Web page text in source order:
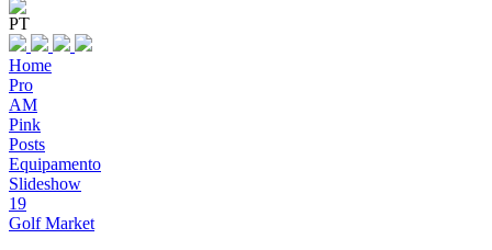
PT
Home
Pro
AM
Pink
Posts
Equipamento
Slideshow
19
Golf Market